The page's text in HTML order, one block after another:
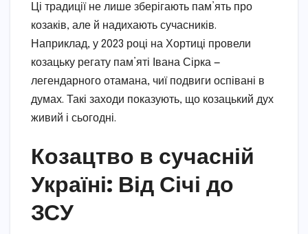
Ці традиції не лише зберігають пам’ять про
козаків, але й надихають сучасників.
Наприклад, у 2023 році на Хортиці провели
козацьку регату пам’яті Івана Сірка —
легендарного отамана, чиї подвиги оспівані в
думах. Такі заходи показують, що козацький дух
живий і сьогодні.
Козацтво в сучасній
Україні: Від Січі до
ЗСУ